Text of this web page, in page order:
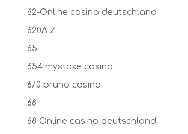
62-Online casino deutschland
620A Z
65
654 mystake casino
670 bruno casino
68
68 Online casino deutschland